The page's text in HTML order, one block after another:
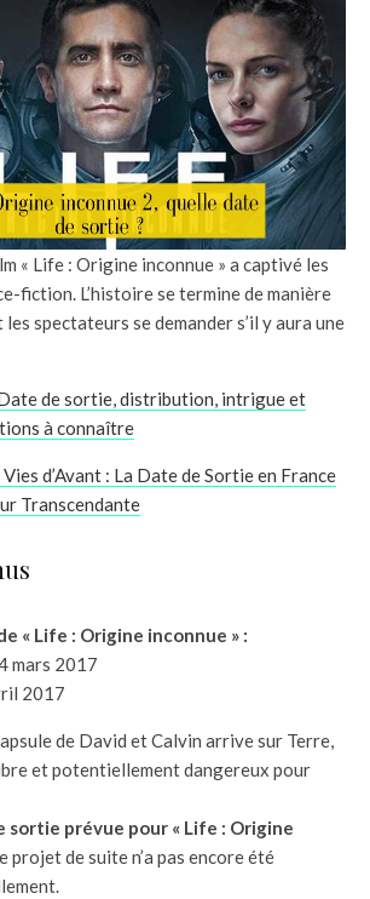
« Life : Origine inconnue » a captivé les
fiction. L’histoire se termine de manière
spectateurs se demander s’il y aura une
de sortie, distribution, intrigue et
à connaître
d’Avant : La Date de Sortie en France
Transcendante
« Life : Origine inconnue » :
mars 2017
2017
de David et Calvin arrive sur Terre,
et potentiellement dangereux pour
sortie prévue pour « Life : Origine
projet de suite n’a pas encore été